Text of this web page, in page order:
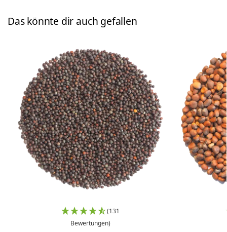
Das könnte dir auch gefallen
(131
Bewertungen)